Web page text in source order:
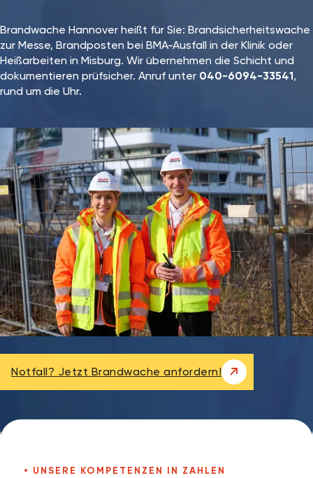
Brandwache Hannover heißt für Sie: Brandsicherheitswache
zur Messe, Brandposten bei BMA-Ausfall in der Klinik oder
Heißarbeiten in Misburg. Wir übernehmen die Schicht und
dokumentieren prüfsicher. Anruf unter 040-6094-33541,
rund um die Uhr.
Notfall? Jetzt Brandwache anfordern!
UNSERE KOMPETENZEN IN ZAHLEN